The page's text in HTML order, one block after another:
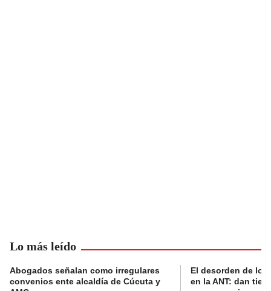
Lo más leído
Abogados señalan como irregulares
convenios ente alcaldía de Cúcuta y
El desorden de
en la ANT: dan